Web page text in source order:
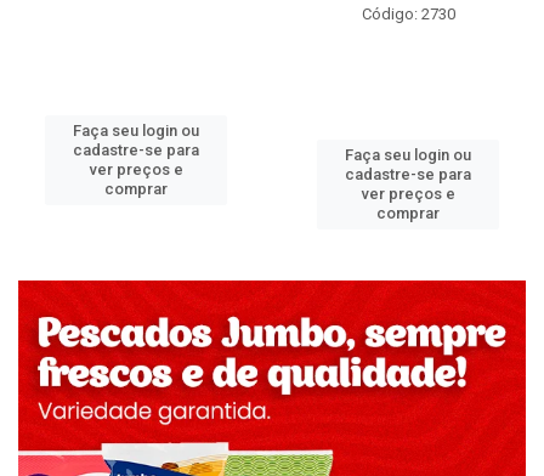
Faça seu login ou
cadastre-se para
ver preços e
comprar
Código: 2730
Faça seu login ou
cadastre-se para
ver preços e
comprar